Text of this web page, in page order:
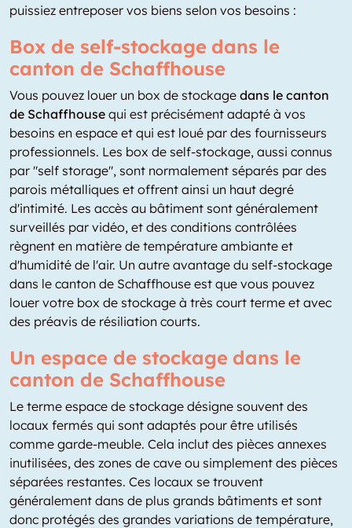
puissiez entreposer vos biens selon vos besoins :
Box de self-stockage dans le
canton de Schaffhouse
Vous pouvez louer un box de stockage dans le canton
de Schaffhouse qui est précisément adapté à vos
besoins en espace et qui est loué par des fournisseurs
professionnels. Les box de self-stockage, aussi connus
par "self storage", sont normalement séparés par des
parois métalliques et offrent ainsi un haut degré
d'intimité. Les accès au bâtiment sont généralement
surveillés par vidéo, et des conditions contrôlées
règnent en matière de température ambiante et
d'humidité de l'air. Un autre avantage du self-stockage
dans le canton de Schaffhouse est que vous pouvez
louer votre box de stockage à très court terme et avec
des préavis de résiliation courts.
Un espace de stockage dans le
canton de Schaffhouse
Le terme espace de stockage désigne souvent des
locaux fermés qui sont adaptés pour être utilisés
comme garde-meuble. Cela inclut des pièces annexes
inutilisées, des zones de cave ou simplement des pièces
séparées restantes. Ces locaux se trouvent
généralement dans de plus grands bâtiments et sont
donc protégés des grandes variations de température,